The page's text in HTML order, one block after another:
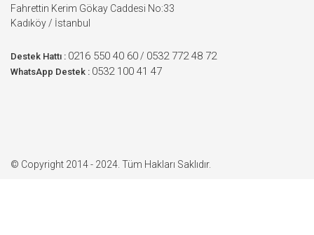
Fahrettin Kerim Gökay Caddesi No:33
Kadıköy / İstanbul
Destek Hattı : 0216 550 40 60 / 0532 772 48 72
WhatsApp Destek : 0532 100 41 47
© Copyright 2014 - 2024. Tüm Hakları Saklıdır.